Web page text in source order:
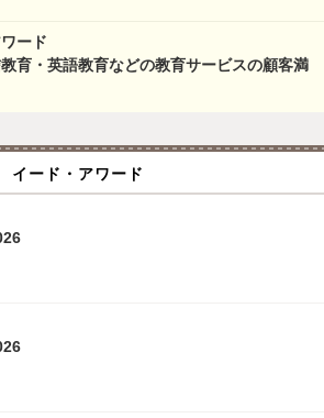
ード
教育・英語教育などの教育サービスの顧客満
イード・アワード